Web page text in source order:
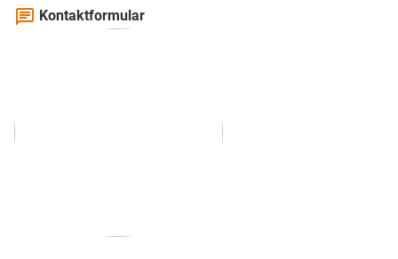
chat Kontaktformular